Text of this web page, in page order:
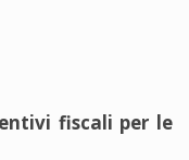
fiscali per le